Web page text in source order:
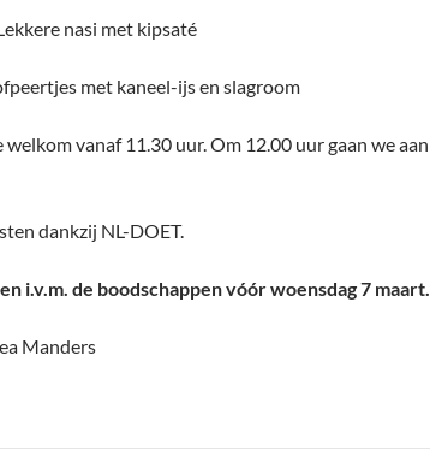
nasi met kipsaté
met kaneel-ijs en slagroom
vanaf 11.30 uur. Om 12.00 uur gaan we aan
dankzij NL-DOET.
i.v.m. de boodschappen vóór woensdag 7 maart.
Manders